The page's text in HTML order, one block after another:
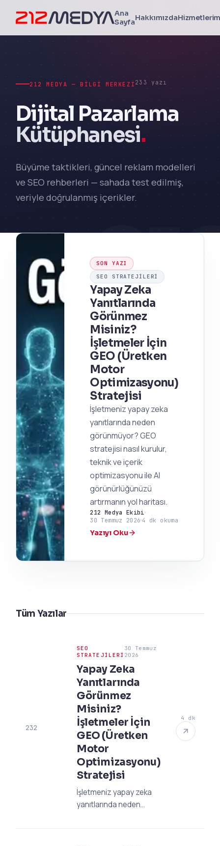
Ana
SayfaHakkımızda
212 MEDYA — BILGI MERKEZI 233 yazı
Dijital Pazarlama
Kütüphanesi.
Büyüme taktikleri, güncel reklam modelleri
ve SEO rehberleri — sahada test edilmiş,
veriyle doğrulanmış içerikler.
SON YAZI
SEO STRATEJILERI
Yapay Zeka
Yanıtlarında
Görünmez
Misiniz?
İşletmeler İçin
GEO (Üretken
Motor
Optimizasyonu)
Stratejisi
İşletmeniz yapay zeka
yanıtlarında neden
görünmüyor? GEO
stratejisi nasıl kurulur,
teknik ve içerik
optimizasyonu ile AI
görünürlüğünüzü
artırmanın yol haritası.
212 Medya Ekibi
30 Temmuz 2026 4 dk okuma
Yazıyı Oku
Tüm Yazılar
232
SEO
STRATEJILERI
30 Temmuz
2026
Yapay Zeka
Yanıtlarında
Görünmez
Misiniz?
İşletmeler İçin
GEO (Üretken
Motor
Optimizasyonu)
Stratejisi
İşletmeniz yapay zeka
yanıtlarında neden
4 dk